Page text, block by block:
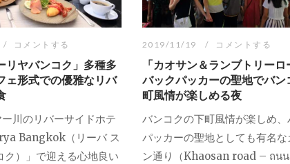
コメントする
リヤバンコク」多種多
ェ形式での優雅なリバ
川のリバーサイドホテ
Bangkok（リーバ ス
ク）」で迎える心地良い
2019/11/19 コメントする
「カオサン＆ランブトリーロ
バックパッカーの聖地でバン
町風情が楽しめる夜
バンコクの下町風情が楽しめ、
パッカーの聖地としても有名な
ン通り（Khaosan road – ถนน